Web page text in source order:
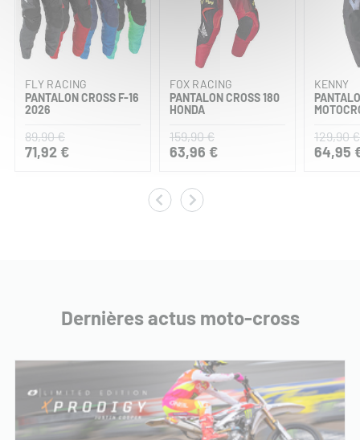
FLY RACING
PANTALON CROSS F-16
2026
89,90 €
71,92 €
FOX RACING
PANTALON CROSS 180
HONDA
159,90 €
63,96 €
KENNY
129,90 €
64,95
Dernières actus moto-cross